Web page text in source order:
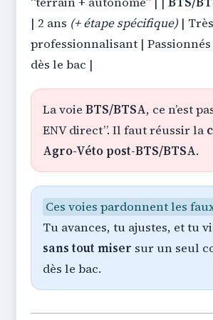
| 2 ans (+ étape spécifique) | Très
professionnalisant |
dès le bac |
La voieBTS/BTSA, ce n’est
ENV direct”. Il faut réussir la
Agro-Véto post-BTS/BTSA.
Ces voies pardonnent les
Tu avances, tu ajustes, et tu
sans tout miser sur un seul
dès le bac.